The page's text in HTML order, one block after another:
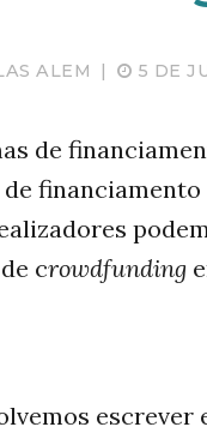
ALEM | 5 DE
de
financiamento
crowdfunding